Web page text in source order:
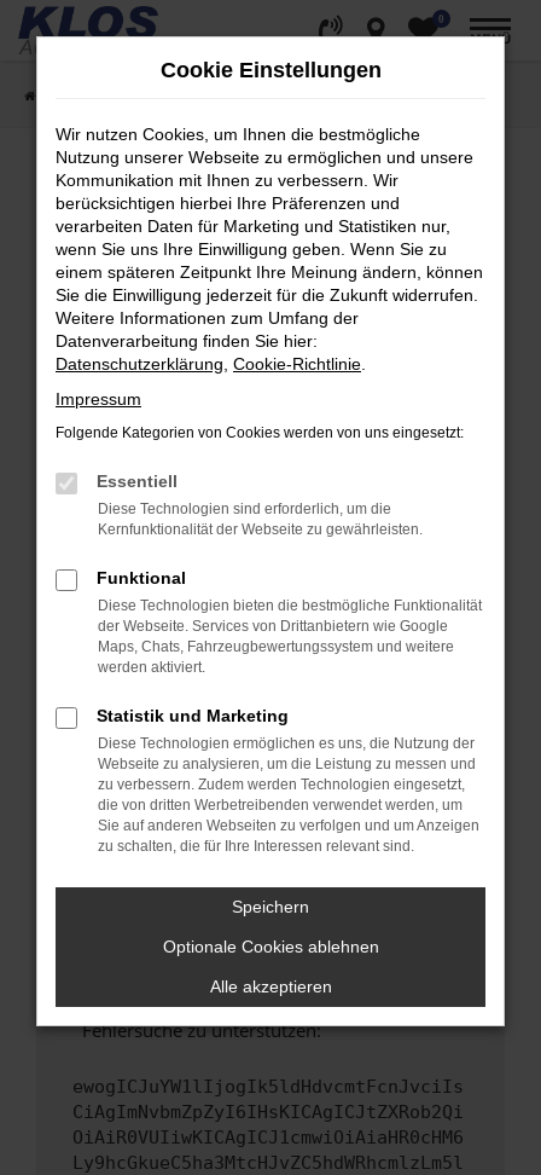
Zum
springen
0
MENÜ
Fehler: Network Error
Beim Laden ist ein Fehler aufgetreten.
Hier sind ein paar Tipps, die dir helfen können:
Überprüfe deine Firewall und deine
Internetverbindung.
Laden andere Webseiten, zum Beispiel deine
Suchmaschine?
Prüfe deine Browsererweiterungen.
Manche Erweiterungen, wie Werbeblocker,
können das Laden bestimmter Seiten
verhindern. Funktioniert die Seite in einem
Fenster?
Starte dein Gerät neu.
Das kann manchmal helfen, vorübergehende
Probleme zu beheben.
Betriebssystem auf dem neuesten Stand
sind.
Veraltete Software birgt nicht nur ein
Sicherheitsrisiko, sondern kann auch dazu
führen, dass bestimmte Funktionen nicht mehr
unterstützt werden.
Wende dich an den Webseitenbetreiber.
Wenn du alle oben genannten Schritte versucht
hast, kontaktiere uns bitte. Wir werden
versuchen, das Problem zu beheben. Du kannst
uns diesen Text schicken, um uns bei der
Fehlersuche zu unterstützen:
ewogICJuYW1lIjogIk5ldHdvcmtFcnJvciIs
CiAgImNvbmZpZyI6IHsKICAgICJtZXRob2Qi
OiAiR0VUIiwKICAgICJ1cmwiOiAiaHR0cHM6
Ly9hcGkueC5ha3MtcHJvZC5hdWRhcmlzLm5l
Cookie Einstellungen
Wir nutzen Cookies, um Ihnen die bestmögliche
Nutzung unserer Webseite zu ermöglichen und unsere
Kommunikation mit Ihnen zu verbessern. Wir
berücksichtigen hierbei Ihre Präferenzen und
verarbeiten Daten für Marketing und Statistiken nur,
wenn Sie uns Ihre Einwilligung geben. Wenn Sie zu
einem späteren Zeitpunkt Ihre Meinung ändern, können
Sie die Einwilligung jederzeit für die Zukunft widerrufen.
Weitere Informationen zum Umfang der
Datenverarbeitung finden Sie hier:
Datenschutzerklärung Cookie-Richtlinie
Impressum
Folgende Kategorien von Cookies werden von uns eingesetzt:
Essentiell
Diese Technologien sind erforderlich, um die
Kernfunktionalität der Webseite zu gewährleisten.
Funktional
Diese Technologien bieten die bestmögliche Funktionalität
der Webseite. Services von Drittanbietern wie Google
Maps, Chats, Fahrzeugbewertungssystem und weitere
werden aktiviert.
Statistik und Marketing
Diese Technologien ermöglichen es uns, die Nutzung der
Webseite zu analysieren, um die Leistung zu messen und
zu verbessern. Zudem werden Technologien eingesetzt,
die von dritten Werbetreibenden verwendet werden, um
Sie auf anderen Webseiten zu verfolgen und um Anzeigen
zu schalten, die für Ihre Interessen relevant sind.
Speichern
Optionale Cookies ablehnen
Alle akzeptieren